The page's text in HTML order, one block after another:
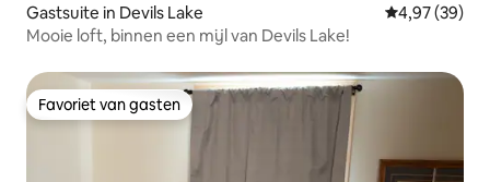
Gastsuite in Devils Lake Gemiddelde
4,97 (39)
Mooie loft, binnen een mijl van Devils Lake!
Favoriet van gasten
Favoriet van gasten